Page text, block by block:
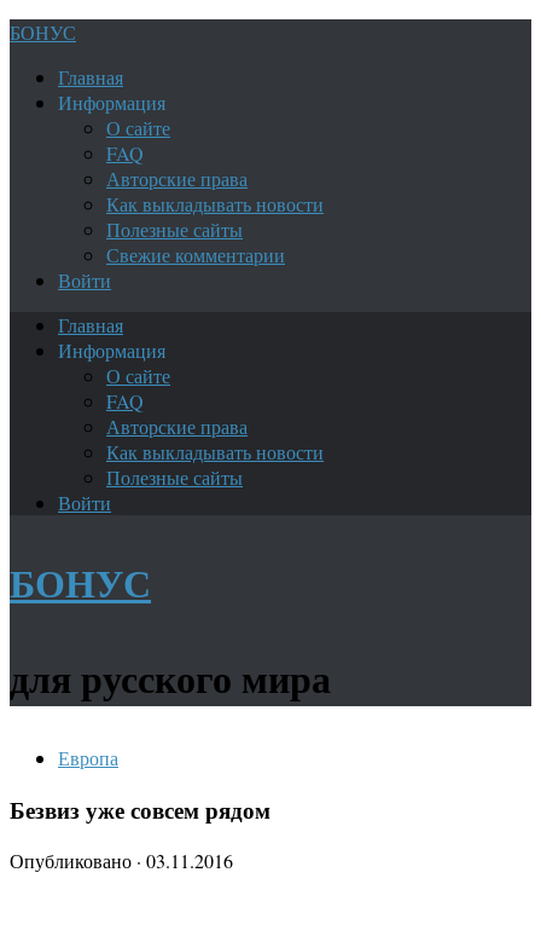
БОНУС
Главная
Информация
О сайте
FAQ
Авторские права
Как выкладывать новости
Полезные сайты
Свежие комментарии
Войти
Главная
Информация
О сайте
FAQ
Авторские права
Как выкладывать новости
Полезные сайты
Войти
БОНУС
для русского мира
Европа
Безвиз уже совсем рядом
Опубликовано · 03.11.2016